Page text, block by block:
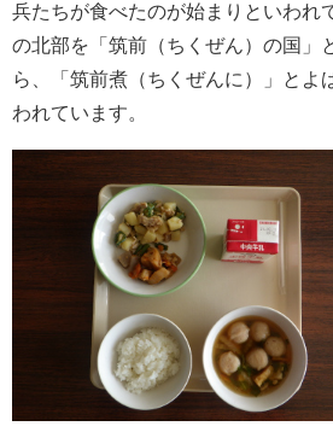
兵たちが食べたのが始まりといわれ
の北部を「筑前（ちくぜん）の国」
ら、「筑前煮（ちくぜんに）」とよ
われています。